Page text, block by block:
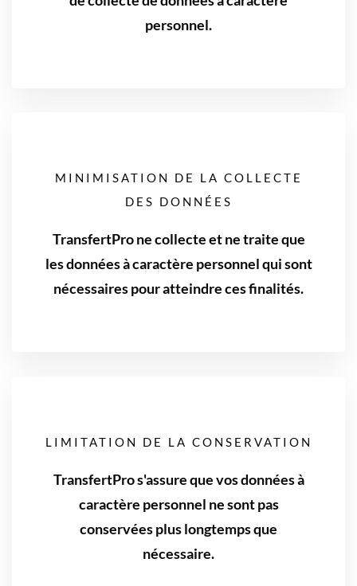
personnel.
MINIMISATION DE LA COLLECTE
DES DONNÉES
TransfertPro ne collecte et ne traite que
les données à caractère personnel qui sont
nécessaires pour atteindre ces finalités.
LIMITATION DE LA CONSERVATION
TransfertPro s'assure que vos données à
caractère personnel ne sont pas
conservées plus longtemps que
nécessaire.